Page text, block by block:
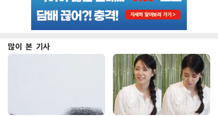
많이 본 기사